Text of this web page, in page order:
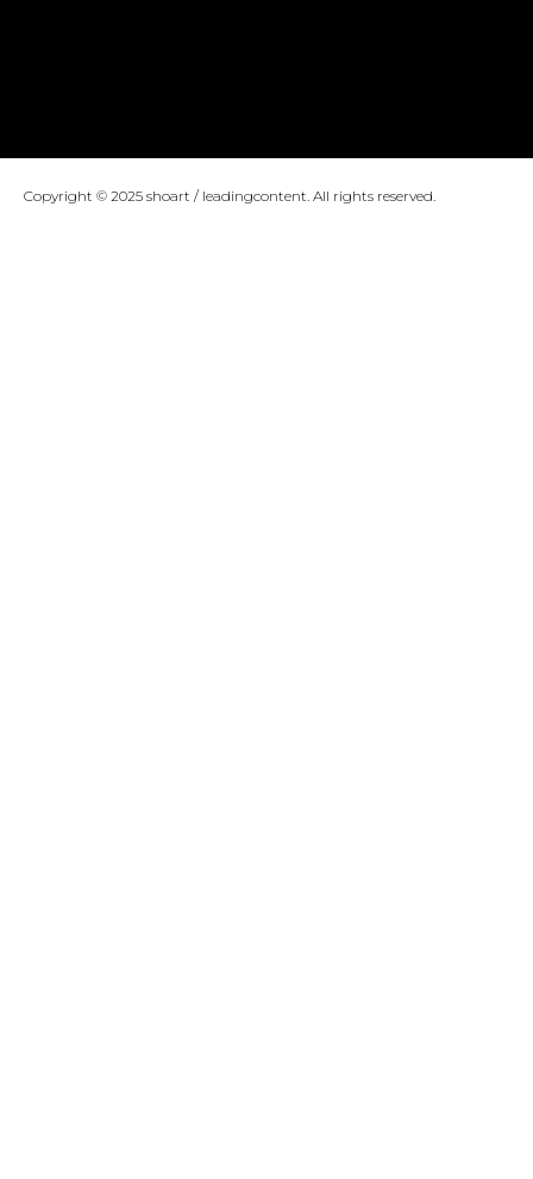
Copyright © 2025 shoart / leadingcontent. All rights reserved.